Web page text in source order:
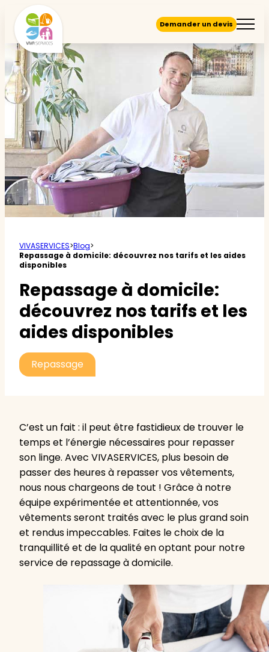
Demander un devis
VIVASERVICES>Blog>
Repassage à domicile: découvrez nos tarifs et les aides
disponibles
Repassage à domicile:
découvrez nos tarifs et les
aides disponibles
Repassage
C’est un fait : il peut être fastidieux de trouver le
temps et l’énergie nécessaires pour repasser
son linge. Avec VIVASERVICES, plus besoin de
passer des heures à repasser vos vêtements,
nous nous chargeons de tout ! Grâce à notre
équipe expérimentée et attentionnée, vos
vêtements seront traités avec le plus grand soin
et rendus impeccables. Faites le choix de la
tranquillité et de la qualité en optant pour notre
service de repassage à domicile.